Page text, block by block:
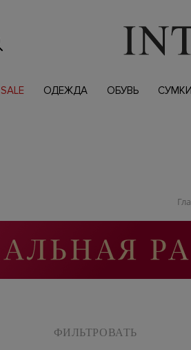
SALE ОДЕЖДА ОБУВЬ СУМКИ
ФИЛЬТРОВАТЬ